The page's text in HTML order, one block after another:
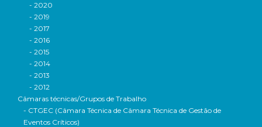
- 2020
- 2019
- 2017
- 2016
- 2015
- 2014
- 2013
- 2012
Câmaras técnicas/Grupos de Trabalho
- CTGEC (Câmara Técnica de Câmara Técnica de Gestão de
Eventos Críticos)